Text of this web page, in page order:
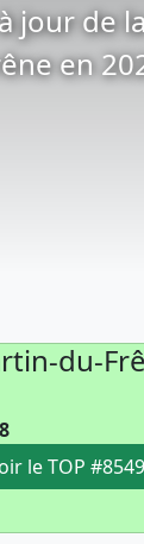
jour de
en
du-
le TOP #8549